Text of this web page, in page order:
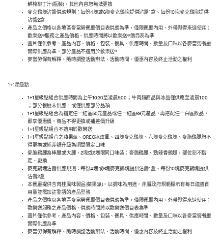
鮮榨柳丁汁(瓶裝)，其他內容恕無法更換
麥克鷄塊沾醬供應規則：每份4塊或6塊麥克鷄塊提供沾醬1盒、每份10塊麥克鷄塊提供
沾醬2盒
產品之價格以各地區麥當勞餐廳價目表供應為準，僅限餐廳內用、外帶與得來速使用；
歡樂送®服務之產品價格、供應時間將以歡樂送®價目表為準
圖片僅供參考，產品內容、價格、包裝、餐具、供應時間、數量及口味以各麥當勞餐廳
實際供應為準，部分產品不適用於歡樂送®
麥當勞保有解釋、隨時調整活動辦法、活動時間、優惠內容及終止活動之權利
1+1星級點
1+1星級點組合供應時間為上午10:30至凌晨5:00；牛肉類商品與冰品僅供應至凌晨1:00
；部分餐廳未供應，或僅供應部分品項
1+1星級點組合為指定任一紅區50元產品或任一紅區69元產品，再搭配任一白區飲品，
即享優惠價，商品不得更換或補差價升級
1+1星級點組合不適用於歡樂送
1+1星級點組合之蘋果派、OREO冰炫風、四塊麥克鷄塊、六塊麥克鷄塊、麥脆鷄腿恕不
得更換或補差額升級為期間限定口味
麥脆鷄腿為棒腿或大腿，2塊或6塊限同口味裝；麥脆鷄腿、勁辣香鷄翅，部位恕不指
定、更換
麥克鷄塊沾醬供應規則：每份4塊或6塊麥克鷄塊提供沾醬1盒、每份10塊麥克鷄塊提供
沾醬2盒
本餐廳提供含肉桂風味製品(蘋果派)，以調味為用途，非屬政府規範標示有每日建議食
用量並需加註警語的產品型態
產品之價格以各地區麥當勞餐廳價目表供應為準，僅限餐廳內用、外帶與得來速使用；
歡樂送服務之產品價格、供應時間將以歡樂送價目表為準
圖片僅供參考，產品內容、價格、包裝、餐具、供應時間、數量及口味以各麥當勞餐廳
實際供應為準
麥當勞保有解釋、隨時調整活動辦法、活動時間、優惠內容及終止活動之權利